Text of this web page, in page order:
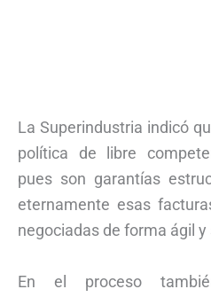
La Superindustria indicó
política de libre
pues son garantías
eternamente esas
negociadas de forma ágil y
En el proceso